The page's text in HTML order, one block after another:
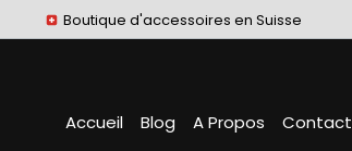
Boutique d'accessoires en Suisse
Accueil Blog A Propos Contact